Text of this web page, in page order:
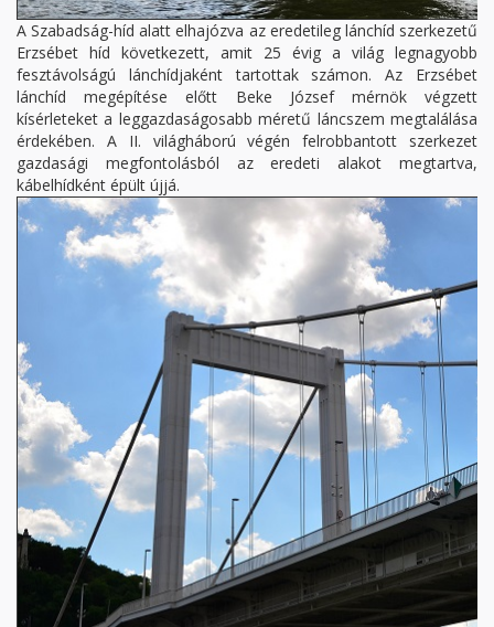
A Szabadság-híd alatt elhajózva az eredetileg lánchíd szerkezetű
Erzsébet híd következett, amit 25 évig a világ legnagyobb
fesztávolságú lánchídjaként tartottak számon. Az Erzsébet
lánchíd megépítése előtt Beke József mérnök végzett
kísérleteket a leggazdaságosabb méretű láncszem megtalálása
érdekében. A II. világháború végén felrobbantott szerkezet
gazdasági megfontolásból az eredeti alakot megtartva,
kábelhídként épült újjá.